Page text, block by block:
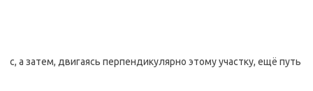
с, а затем, двигаясь перпендикулярно этому участку, ещё путь